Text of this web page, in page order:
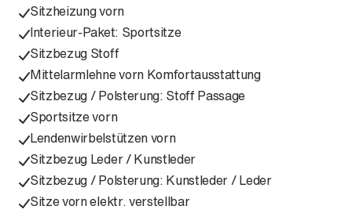
Sitzheizung vorn
Interieur-Paket: Sportsitze
Sitzbezug Stoff
Mittelarmlehne vorn Komfortausstattung
Sitzbezug / Polsterung: Stoff Passage
Sportsitze vorn
Lendenwirbelstützen vorn
Sitzbezug Leder / Kunstleder
Sitzbezug / Polsterung: Kunstleder / Leder
Sitze vorn elektr. verstellbar